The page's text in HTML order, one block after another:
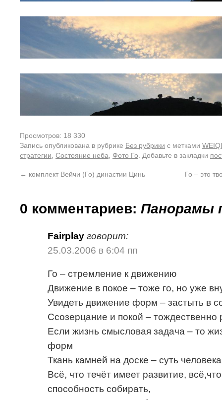
Просмотров: 18 330
Запись опубликована в рубрике Без рубрики с метками WEIQI
стратегии, Состояние неба, Фото Го. Добавьте в закладки
← комплект Вейчи (Го) династии Цинь Го – это
0 комментариев: Панорамы
Fairplay говорит:
25.03.2006 в 6:04 пп
Го – стремление к движению
Движение в покое – тоже го, но уже
Увидеть движение форм – застыть в
Ссозерцание и покой –
Если жизнь смысловая задача – то
форм
Ткань камней на доске – суть человека
Всё, что течёт имеет развитие,
способность собирать,